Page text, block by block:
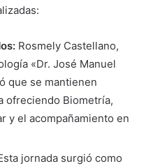
Rosmely Castellano,
«Dr. José Manuel
que se mantienen
ofreciendo Biometría,
y el acompañamiento en
jornada surgió como